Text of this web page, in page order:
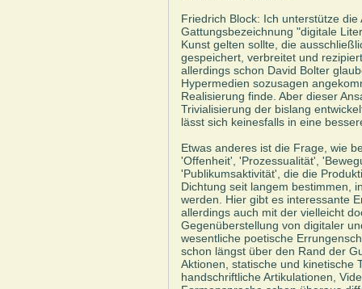
Friedrich Block: Ich unterstütze
Gattungsbezeichnung "digitale
Kunst gelten sollte, die
gespeichert, verbreitet und
allerdings schon David Bolter
Hypermedien sozusagen
Realisierung finde. Aber dieser
Trivialisierung der bislang
lässt sich keinesfalls in eine
Etwas anderes ist die Frage, wie
'Offenheit', 'Prozessualität',
'Publikumsaktivität', die die
Dichtung seit langem bestimmen,
werden. Hier gibt es interessante
allerdings auch mit der vielleicht
Gegenüberstellung von digitaler
wesentliche poetische
schon längst über den Rand der
Aktionen, statische und kinetische
handschriftliche Artikulationen,